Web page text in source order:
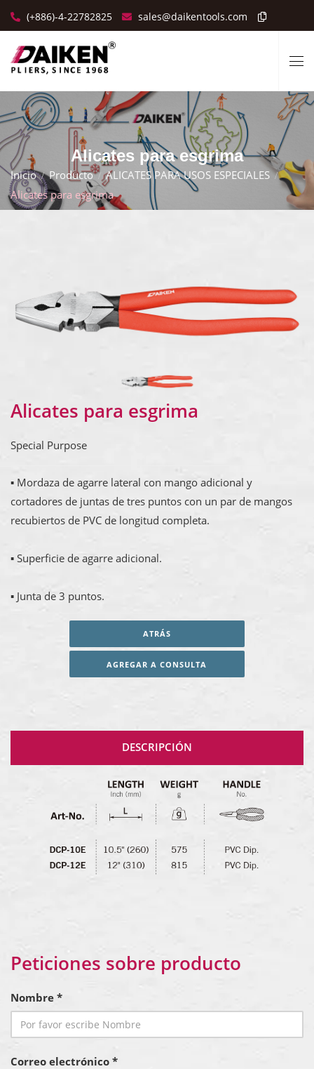
(+886)-4-22782825 sales@daikentools.com
Alicates para esgrima
Inicio Producto
ALICATES PARA USOS ESPECIALES
Alicates para esgrima
Alicates para esgrima
Special Purpose
▪ Mordaza de agarre lateral con mango adicional y
cortadores de juntas de tres puntos con un par de mangos
recubiertos de PVC de longitud completa.
▪ Superficie de agarre adicional.
▪ Junta de 3 puntos.
ATRÁS
AGREGAR A CONSULTA
DESCRIPCIÓN
Peticiones sobre producto
Nombre *
Correo electrónico *